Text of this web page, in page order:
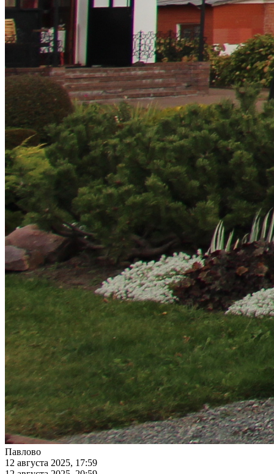
Павлово
12 августа 2025, 17:59